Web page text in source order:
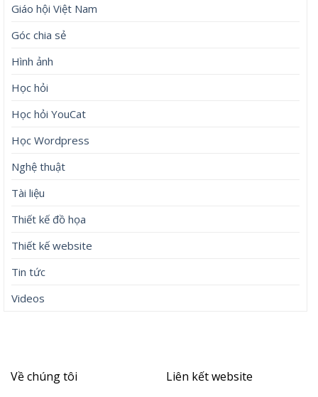
Giáo hội Việt Nam
Góc chia sẻ
Hình ảnh
Học hỏi
Học hỏi YouCat
Học Wordpress
Nghệ thuật
Tài liệu
Thiết kế đồ họa
Thiết kế website
Tin tức
Videos
Về chúng tôi Liên kết website